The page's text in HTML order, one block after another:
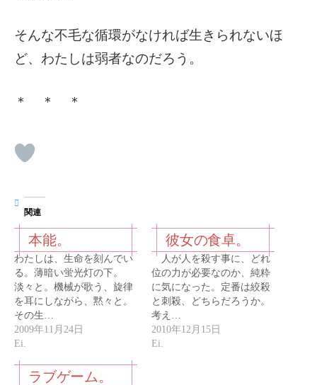
そんな不毛な循環がなければ生きられないほ
ど、わたしは弱者なのだろう。
＊ ＊ ＊
関連
本能。
わたしは、生命を刻んでい
る。薄暗い蛍光灯の下。
淡々と。機械が歌う、旋律
を耳にしながら、黙々と。
その生…
2009年11月24日
Ei.
彼女の食卓。
人が人を殺す事に、どれ
位の力が必要なのか、純粋
に気になった。定番は絞殺
と刺殺、どちらだろうか。
考え…
2010年12月15日
Ei.
ラブゲーム。